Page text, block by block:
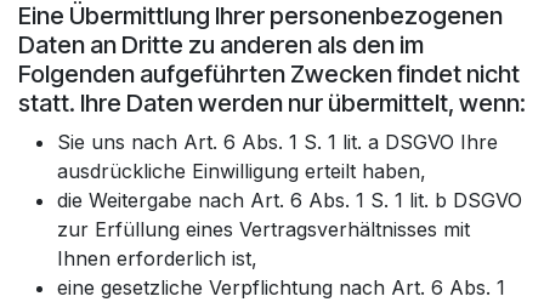
Eine Übermittlung Ihrer personenbezogenen
Daten an Dritte zu anderen als den im
Folgenden aufgeführten Zwecken findet nicht
statt. Ihre Daten werden nur übermittelt, wenn:
Sie uns nach Art. 6 Abs. 1 S. 1 lit. a DSGVO Ihre
ausdrückliche Einwilligung erteilt haben,
die Weitergabe nach Art. 6 Abs. 1 S. 1 lit. b DSGVO
zur Erfüllung eines Vertragsverhältnisses mit
Ihnen erforderlich ist,
eine gesetzliche Verpflichtung nach Art. 6 Abs. 1